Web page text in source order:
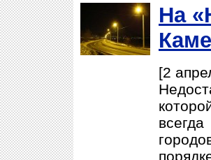
На
[2